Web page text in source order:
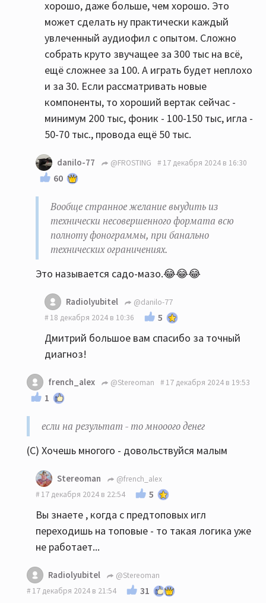
хорошо, даже больше, чем хорошо. Это
может сделать ну практически каждый
увлеченный аудиофил с опытом. Сложно
собрать круто звучащее за 300 тыс на всё,
ещё сложнее за 100. А играть будет неплохо
и за 30. Если рассматривать новые
компоненты, то хороший вертак сейчас -
минимум 200 тыс, фоник - 100-150 тыс, игла -
50-70 тыс., провода ещё 50 тыс.
danilo-77 @FROSTING 17 декабря 2024 в 16:30
60
Вообще странное желание выудить из
технически несовершенного формата всю
полноту фонограммы, при банально
технических ограничениях.
Это называется садо-мазо.😂😂😂
Radiolyubitel
@danilo-77
18 декабря 2024 в 10:36
5
Дмитрий большое вам спасибо за точный
диагноз!
french_alex @Stereoman 17 декабря 2024 в 19:53
1
если на результат - то мнооого денег
(С) Хочешь многого - довольствуйся малым
Stereoman
@french_alex
17 декабря 2024 в 22:54
5
Вы знаете , когда с предтоповых игл
переходишь на топовые - то такая логика уже
не работает...
Radiolyubitel
@Stereoman
17 декабря 2024 в 21:54
31